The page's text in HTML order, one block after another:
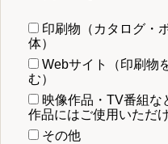
印刷物（カタログ・
体）
Webサイト（印刷物
む）
映像作品・TV番組な
作品にはご使用いただ
その他